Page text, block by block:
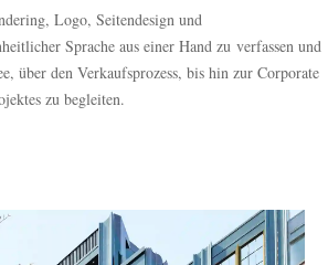
Logo, Seitendesign und
Sprache aus einer Hand zu verfassen und
über den Verkaufsprozess, bis hin zur Corporate
zu begleiten.